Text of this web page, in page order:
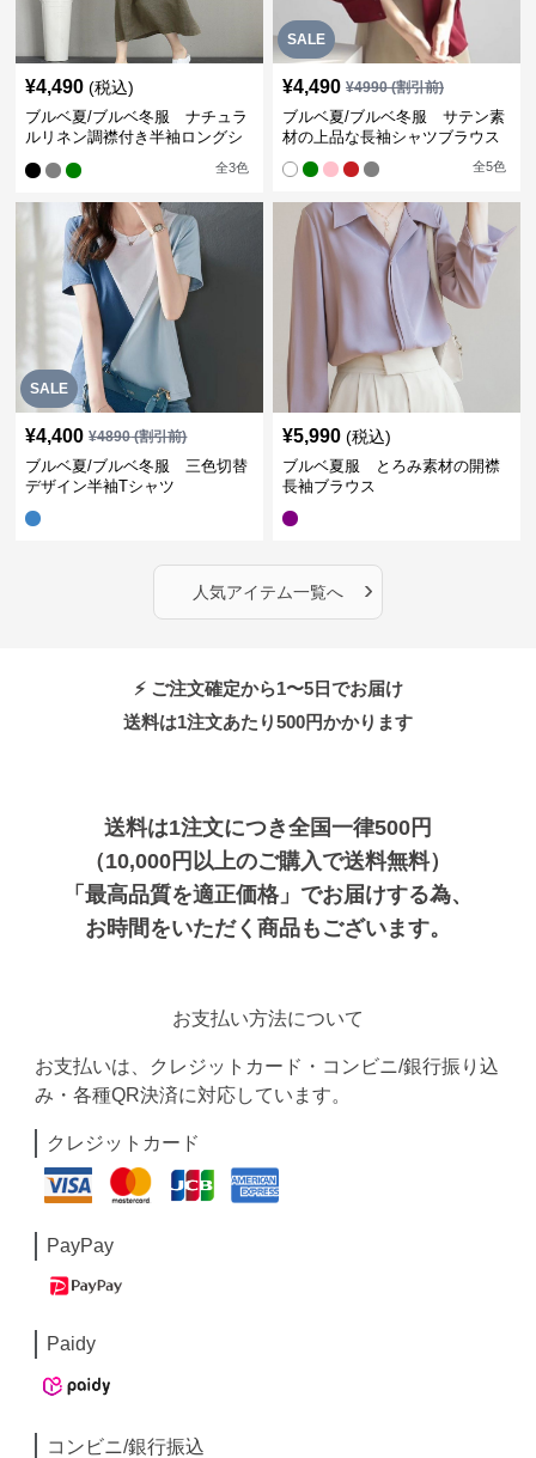
¥4,490 (税込)
ブルベ夏/ブルベ冬服 ナチュラ
ルリネン調襟付き半袖ロングシ
全3色
SALE
¥4,490 ¥4990(割引前)
ブルベ夏/ブルベ冬服 サテン素
材の上品な長袖シャツブラウス
全5色
SALE
¥4,400 ¥4890(割引前)
ブルベ夏/ブルベ冬服 三色切替
デザイン半袖Tシャツ
¥5,990 (税込)
ブルベ夏服 とろみ素材の開襟
長袖ブラウス
人気アイテム一覧へ ›
⚡ ご注文確定から1〜5日でお届け
送料は1注文あたり500円かかります
送料は1注文につき全国一律500円
（10,000円以上のご購入で送料無料）
「最高品質を適正価格」でお届けする為、
お時間をいただく商品もございます。
お支払い方法について
お支払いは、クレジットカード・コンビニ/銀行振り込
み・各種QR決済に対応しています。
クレジットカード
PayPay
Paidy
コンビニ/銀行振込